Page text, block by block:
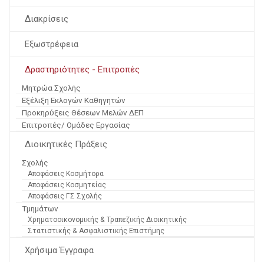
Διακρίσεις
Εξωστρέφεια
Δραστηριότητες - Επιτροπές
Μητρώα Σχολής
Εξέλιξη Εκλογών Καθηγητών
Προκηρύξεις Θέσεων Μελών ΔΕΠ
Επιτροπές/ Ομάδες Εργασίας
Διοικητικές Πράξεις
Σχολής
Αποφάσεις Κοσμήτορα
Αποφάσεις Κοσμητείας
Αποφάσεις ΓΣ Σχολής
Τμημάτων
Χρηματοοικονομικής & Τραπεζικής Διοικητικής
Στατιστικής & Ασφαλιστικής Επιστήμης
Χρήσιμα Έγγραφα